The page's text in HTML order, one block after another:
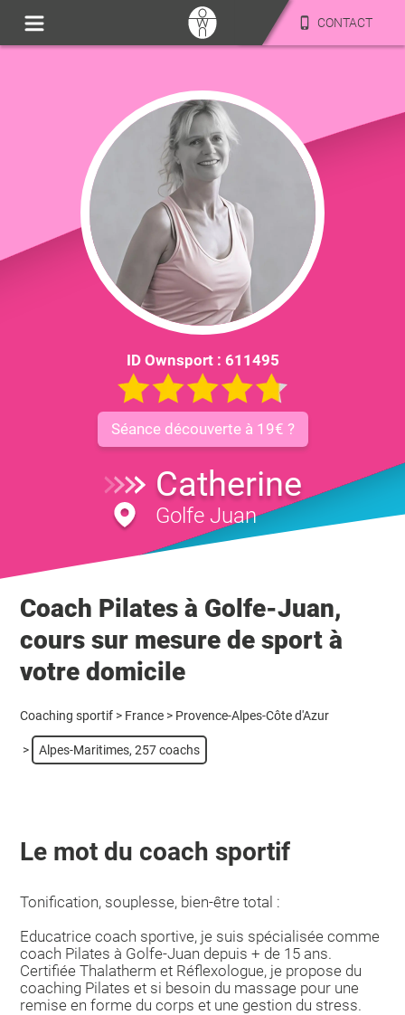
CONTACT
ID Ownsport : 611495
Séance découverte à 19€ ?
Catherine
Golfe Juan
Coach Pilates à Golfe-Juan,
cours sur mesure de sport à
votre domicile
Coaching sportif > France > Provence-Alpes-Côte d'Azur
> Alpes-Maritimes, 257 coachs
Le mot du coach sportif
Tonification, souplesse, bien-être total :
Educatrice coach sportive, je suis spécialisée comme
coach Pilates à Golfe-Juan depuis + de 15 ans.
Certifiée Thalatherm et Réflexologue, je propose du
coaching Pilates et si besoin du massage pour une
remise en forme du corps et une gestion du stress.